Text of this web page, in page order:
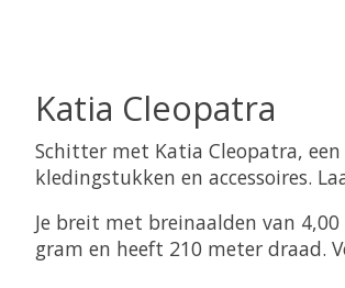
Katia Cleopatra
Schitter met Katia Cleopatra,
kledingstukken en accessoires.
Je breit met breinaalden van
gram en heeft 210 meter draad.